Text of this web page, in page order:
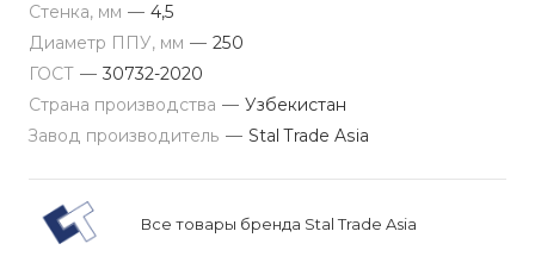
Стенка, мм — 4,5
Диаметр ППУ, мм — 250
ГОСТ — 30732-2020
Страна производства — Узбекистан
Завод производитель — Stal Trade Asia
Все товары бренда Stal Trade Asia